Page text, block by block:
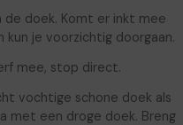
de doek. Komt er inkt mee
je voorzichtig doorgaan.
mee, stop direct.
vochtige schone doek als
met een droge doek. Breng